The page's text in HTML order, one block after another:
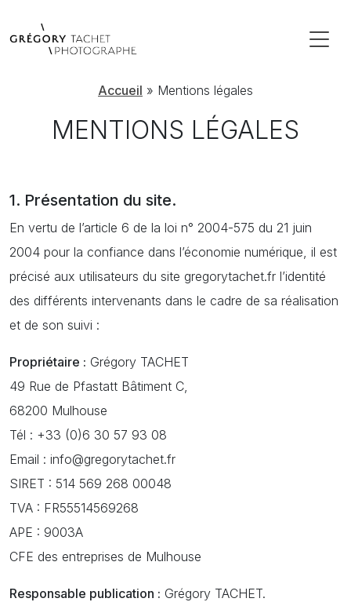
Accueil » Mentions légales
MENTIONS LÉGALES
1. Présentation du site.
En vertu de l’article 6 de la loi n° 2004-575 du 21 juin
2004 pour la confiance dans l’économie numérique, il est
précisé aux utilisateurs du site gregorytachet.fr l’identité
des différents intervenants dans le cadre de sa réalisation
et de son suivi :
Propriétaire : Grégory TACHET
49 Rue de Pfastatt Bâtiment C,
68200 Mulhouse
Tél : +33 (0)6 30 57 93 08
Email : info@gregorytachet.fr
SIRET : 514 569 268 00048
TVA : FR55514569268
APE : 9003A
CFE des entreprises de Mulhouse
Responsable publication : Grégory TACHET.